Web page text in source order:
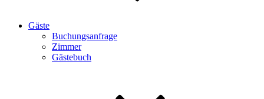
Gäste
Buchungsanfrage
Zimmer
Gästebuch